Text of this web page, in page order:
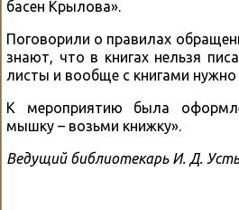
басен Крылова».
Поговорили о правилах
знают, что в книгах нельзя
листы и вообще с книгами нужно
К мероприятию была
мышку – возьми книжку».
Ведущий библиотекарь И. Д.